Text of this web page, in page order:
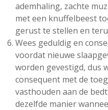
ademhaling, zachte
met een knuffelbeest
gerust te stellen en
Wees geduldig en
voordat nieuwe
worden gevestigd, dus
consequent met de
vasthouden aan de
dezelfde manier